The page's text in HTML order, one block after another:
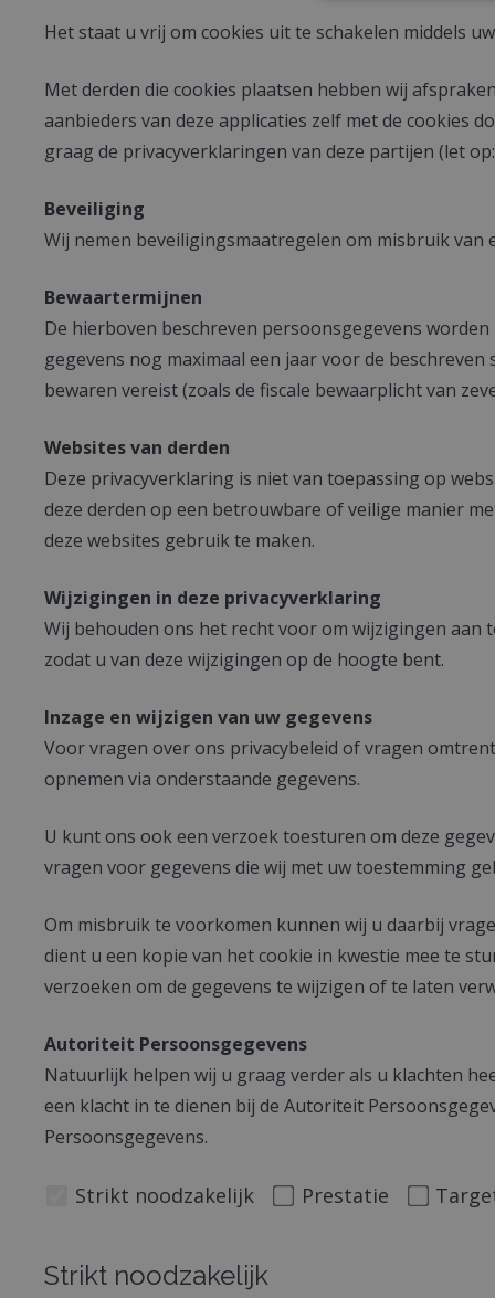
Het staat u vrij om cookies uit te schakelen middels
Met derden die cookies plaatsen hebben wij
aanbieders van deze applicaties zelf met de cookies
graag de privacyverklaringen van deze partijen (let
Beveiliging
Wij nemen beveiligingsmaatregelen om misbruik
Bewaartermijnen
De hierboven beschreven persoonsgegevens
gegevens nog maximaal een jaar voor de
bewaren vereist (zoals de fiscale bewaarplicht van
Websites van derden
Deze privacyverklaring is niet van toepassing op
deze derden op een betrouwbare of veilige manier
deze websites gebruik te maken.
Wijzigingen in deze privacyverklaring
Wij behouden ons het recht voor om wijzigingen aan
zodat u van deze wijzigingen op de hoogte bent.
Inzage en wijzigen van uw gegevens
Voor vragen over ons privacybeleid of vragen
opnemen via onderstaande gegevens.
U kunt ons ook een verzoek toesturen om deze
vragen voor gegevens die wij met uw toestemming
Om misbruik te voorkomen kunnen wij u daarbij
dient u een kopie van het cookie in kwestie mee te
verzoeken om de gegevens te wijzigen of te laten
Autoriteit Persoonsgegevens
Natuurlijk helpen wij u graag verder als u klachten
een klacht in te dienen bij de Autoriteit
Persoonsgegevens.
Strikt noodzakelijk Prestatie
Strikt noodzakelijk